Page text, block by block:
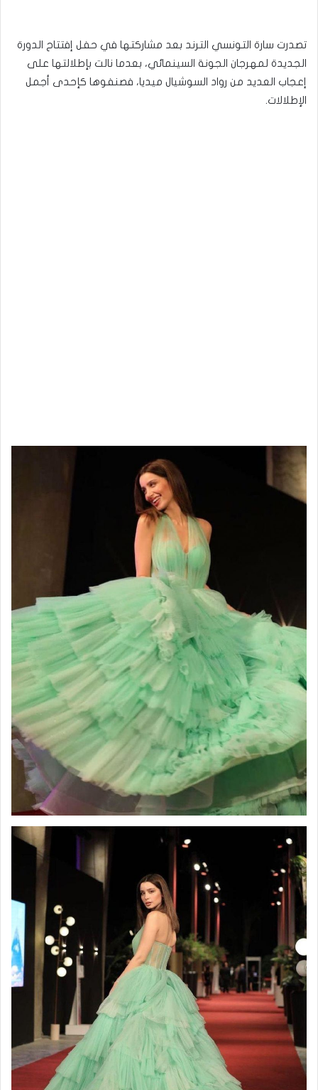
تصدرت سارة التونسي الترند بعد مشاركتها في حفل إفتتاح الدورة
الجديدة لمهرجان الجونة السينمائي، بعدما نالت بإطلالتها على
إعجاب العديد من رواد السوشيال ميديا، فصنفوها كإحدى أجمل
الإطلالات.